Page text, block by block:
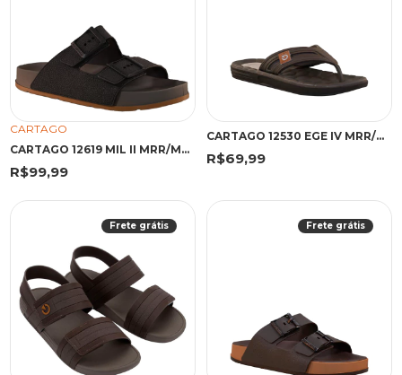
CARTAGO
CARTAGO 12619 MIL II MRR/MRR 43 MRR 12619 MARROM
R$99,99
CARTAGO 12530 EGE IV MRR/MRR/B 43 WGF 12530 MARROM/MARROM/BEGE
R$69,99
Frete grátis Frete grátis